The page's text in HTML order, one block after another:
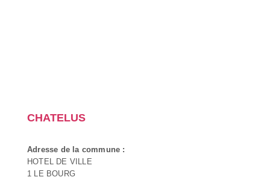
CHATELUS
Adresse de la commune :
HOTEL DE VILLE
1 LE BOURG